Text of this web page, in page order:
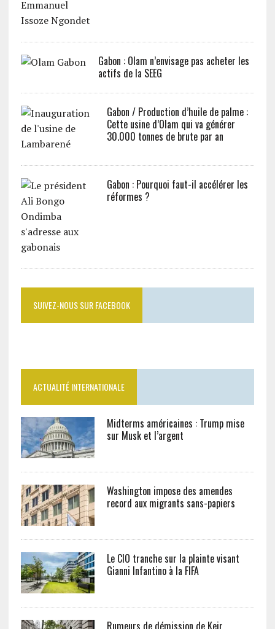
Gabon : Olam n’envisage pas acheter les
actifs de la SEEG
Gabon / Production d’huile de palme :
Cette usine d’Olam qui va générer
30.000 tonnes de brute par an
Gabon : Pourquoi faut-il accélérer les
réformes ?
SUIVEZ-NOUS SUR FACEBOOK
ACTUALITÉ INTERNATIONALE
Midterms américaines : Trump mise
sur Musk et l’argent
Washington impose des amendes
record aux migrants sans-papiers
Le CIO tranche sur la plainte visant
Gianni Infantino à la FIFA